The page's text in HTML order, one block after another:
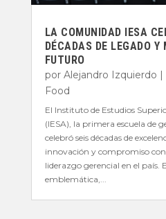
LA COMUNIDAD IESA
DÉCADAS DE LEGADO
FUTURO
por Alejandro Izquierdo |
Food
El Instituto de Estudios
(IESA), la primera escuela de
celebró seis décadas de
innovación y compromiso con
liderazgo gerencial en el país.
emblemática,...